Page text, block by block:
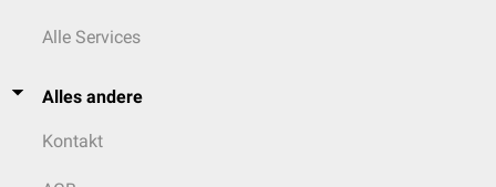
Alle Services
Alles andere
Kontakt